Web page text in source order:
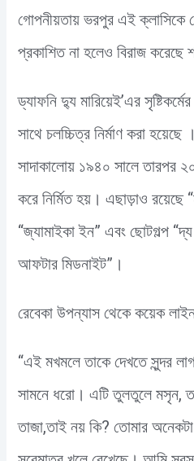
গোপনীয়তায় ভরপুর এই ক্লাসিকে
প্রকাশিত না হলেও বিরাজ করেছে
ড্যাফনি দ্যু মারিয়েই’এর
সাথে চলচ্চিত্র নির্মাণ করা
সাদাকালোয় ১৯৪০ সালে তারপর
করে নির্মিত হয়। এছাড়াও রয়েছে
“জ্যামাইকা ইন” এবং ছোটগল্প
আফটার মিডনাইট”।
রেবেকা উপন্যাস থেকে কয়েক
“এই মখমলে তাকে দেখতে সুন্দর
সামনে ধরো। এটি তুলতুলে মসৃন,
তাজা,তাই নয় কি? তোমার